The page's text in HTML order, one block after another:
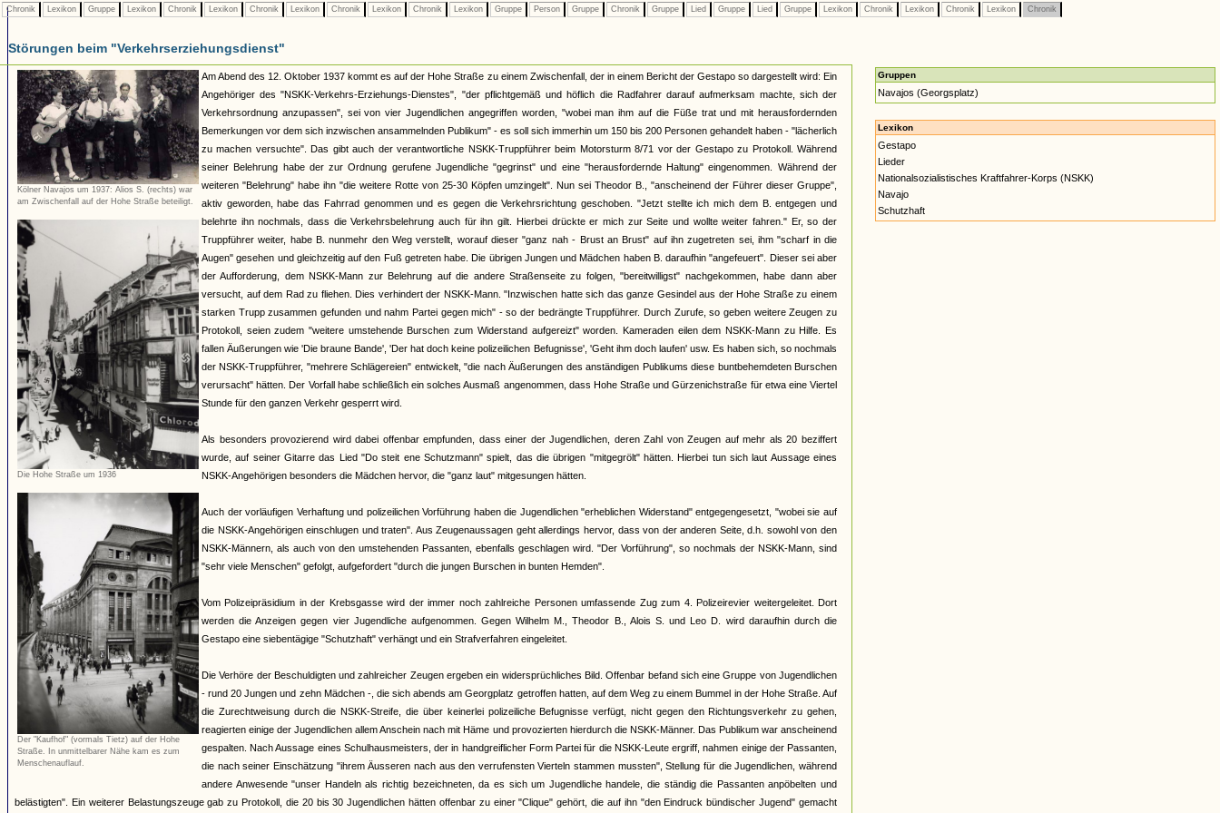
Chronik Lexikon Gruppe Lexikon Chronik Lexikon Chronik Lexikon Chronik Lexikon Chronik Lexikon Gruppe Person Gruppe Chronik Gruppe Lied Gruppe Lied Gruppe Lexikon Chronik Lexikon Chronik Lexikon Chronik
Störungen beim "Verkehrserziehungsdienst"
Kölner Navajos um 1937: Alios S. (rechts) war
am Zwischenfall auf der Hohe Straße beteiligt.
Die Hohe Straße um 1936
Der "Kaufhof" (vormals Tietz) auf der Hohe
Straße. In unmittelbarer Nähe kam es zum
Menschenauflauf.
Am Abend des 12. Oktober 1937 kommt es auf der Hohe Straße zu einem Zwischenfall, der in einem Bericht der Gestapo so dargestellt wird: Ein
Angehöriger des "NSKK-Verkehrs-Erziehungs-Dienstes", "der pflichtgemäß und höflich die Radfahrer darauf aufmerksam machte, sich der
Verkehrsordnung anzupassen", sei von vier Jugendlichen angegriffen worden, "wobei man ihm auf die Füße trat und mit herausfordernden
Bemerkungen vor dem sich inzwischen ansammelnden Publikum" - es soll sich immerhin um 150 bis 200 Personen gehandelt haben - "lächerlich
zu machen versuchte". Das gibt auch der verantwortliche NSKK-Truppführer beim Motorsturm 8/71 vor der Gestapo zu Protokoll. Während
seiner Belehrung habe der zur Ordnung gerufene Jugendliche "gegrinst" und eine "herausfordernde Haltung" eingenommen. Während der
weiteren "Belehrung" habe ihn "die weitere Rotte von 25-30 Köpfen umzingelt". Nun sei Theodor B., "anscheinend der Führer dieser Gruppe",
aktiv geworden, habe das Fahrrad genommen und es gegen die Verkehrsrichtung geschoben. "Jetzt stellte ich mich dem B. entgegen und
belehrte ihn nochmals, dass die Verkehrsbelehrung auch für ihn gilt. Hierbei drückte er mich zur Seite und wollte weiter fahren." Er, so der
Truppführer weiter, habe B. nunmehr den Weg verstellt, worauf dieser "ganz nah - Brust an Brust" auf ihn zugetreten sei, ihm "scharf in die
Augen" gesehen und gleichzeitig auf den Fuß getreten habe. Die übrigen Jungen und Mädchen haben B. daraufhin "angefeuert". Dieser sei aber
der Aufforderung, dem NSKK-Mann zur Belehrung auf die andere Straßenseite zu folgen, "bereitwilligst" nachgekommen, habe dann aber
versucht, auf dem Rad zu fliehen. Dies verhindert der NSKK-Mann. "Inzwischen hatte sich das ganze Gesindel aus der Hohe Straße zu einem
starken Trupp zusammen gefunden und nahm Partei gegen mich" - so der bedrängte Truppführer. Durch Zurufe, so geben weitere Zeugen zu
Protokoll, seien zudem "weitere umstehende Burschen zum Widerstand aufgereizt" worden. Kameraden eilen dem NSKK-Mann zu Hilfe. Es
fallen Äußerungen wie 'Die braune Bande', 'Der hat doch keine polizeilichen Befugnisse', 'Geht ihm doch laufen' usw. Es haben sich, so nochmals
der NSKK-Truppführer, "mehrere Schlägereien" entwickelt, "die nach Äußerungen des anständigen Publikums diese buntbehemdeten Burschen
verursacht" hätten. Der Vorfall habe schließlich ein solches Ausmaß angenommen, dass Hohe Straße und Gürzenichstraße für etwa eine Viertel
Stunde für den ganzen Verkehr gesperrt wird.
Als besonders provozierend wird dabei offenbar empfunden, dass einer der Jugendlichen, deren Zahl von Zeugen auf mehr als 20 beziffert
wurde, auf seiner Gitarre das Lied "Do steit ene Schutzmann" spielt, das die übrigen "mitgegrölt" hätten. Hierbei tun sich laut Aussage eines
NSKK-Angehörigen besonders die Mädchen hervor, die "ganz laut" mitgesungen hätten.
Auch der vorläufigen Verhaftung und polizeilichen Vorführung haben die Jugendlichen "erheblichen Widerstand" entgegengesetzt, "wobei sie auf
die NSKK-Angehörigen einschlugen und traten". Aus Zeugenaussagen geht allerdings hervor, dass von der anderen Seite, d.h. sowohl von den
NSKK-Männern, als auch von den umstehenden Passanten, ebenfalls geschlagen wird. "Der Vorführung", so nochmals der NSKK-Mann, sind
"sehr viele Menschen" gefolgt, aufgefordert "durch die jungen Burschen in bunten Hemden".
Vom Polizeipräsidium in der Krebsgasse wird der immer noch zahlreiche Personen umfassende Zug zum 4. Polizeirevier weitergeleitet. Dort
werden die Anzeigen gegen vier Jugendliche aufgenommen. Gegen Wilhelm M., Theodor B., Alois S. und Leo D. wird daraufhin durch die
Gestapo eine siebentägige "Schutzhaft" verhängt und ein Strafverfahren eingeleitet.
Die Verhöre der Beschuldigten und zahlreicher Zeugen ergeben ein widersprüchliches Bild. Offenbar befand sich eine Gruppe von Jugendlichen
- rund 20 Jungen und zehn Mädchen -, die sich abends am Georgplatz getroffen hatten, auf dem Weg zu einem Bummel in der Hohe Straße. Auf
die Zurechtweisung durch die NSKK-Streife, die über keinerlei polizeiliche Befugnisse verfügt, nicht gegen den Richtungsverkehr zu gehen,
reagierten einige der Jugendlichen allem Anschein nach mit Häme und provozierten hierdurch die NSKK-Männer. Das Publikum war anscheinend
gespalten. Nach Aussage eines Schulhausmeisters, der in handgreiflicher Form Partei für die NSKK-Leute ergriff, nahmen einige der Passanten,
die nach seiner Einschätzung "ihrem Äusseren nach aus den verrufensten Vierteln stammen mussten", Stellung für die Jugendlichen, während
andere Anwesende "unser Handeln als richtig bezeichneten, da es sich um Jugendliche handele, die ständig die Passanten anpöbelten und
belästigten". Ein weiterer Belastungszeuge gab zu Protokoll, die 20 bis 30 Jugendlichen hätten offenbar zu einer "Clique" gehört, die auf ihn "den Eindruck bündischer Jugend" gemacht
Gruppen
Navajos (Georgsplatz)
Lexikon
Gestapo
Lieder
Nationalsozialistisches Kraftfahrer-Korps (NSKK)
Navajo
Schutzhaft